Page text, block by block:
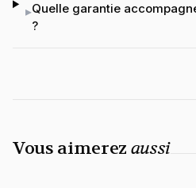
▸Quelle garantie
?
Vous aimerez aussi